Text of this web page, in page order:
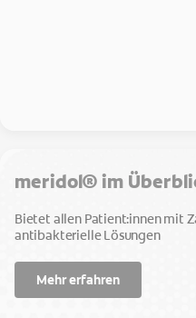
meridol® im
Bietet allen Patient:innen mit
antibakterielle Lösungen
Mehr erfahren